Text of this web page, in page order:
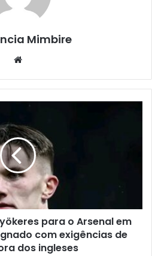
Mimbire
Website
para o Arsenal em
com exigências de
dos ingleses